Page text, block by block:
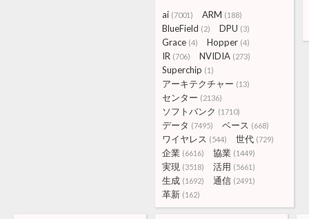
ai (7001) ARM (188)
BlueField (2) DPU (3)
Grace (4) Hopper (4)
IR (706) NVIDIA (273)
Superchip (1)
アーキテクチャー (13)
センター (2136)
ソフトバンク (1710)
データ (7495) ベース (668)
ワイヤレス (544) 世代 (729)
企業 (6616) 協業 (1449)
実現 (3518) 活用 (5661)
生成 (1692) 通信 (2491)
革新 (162)